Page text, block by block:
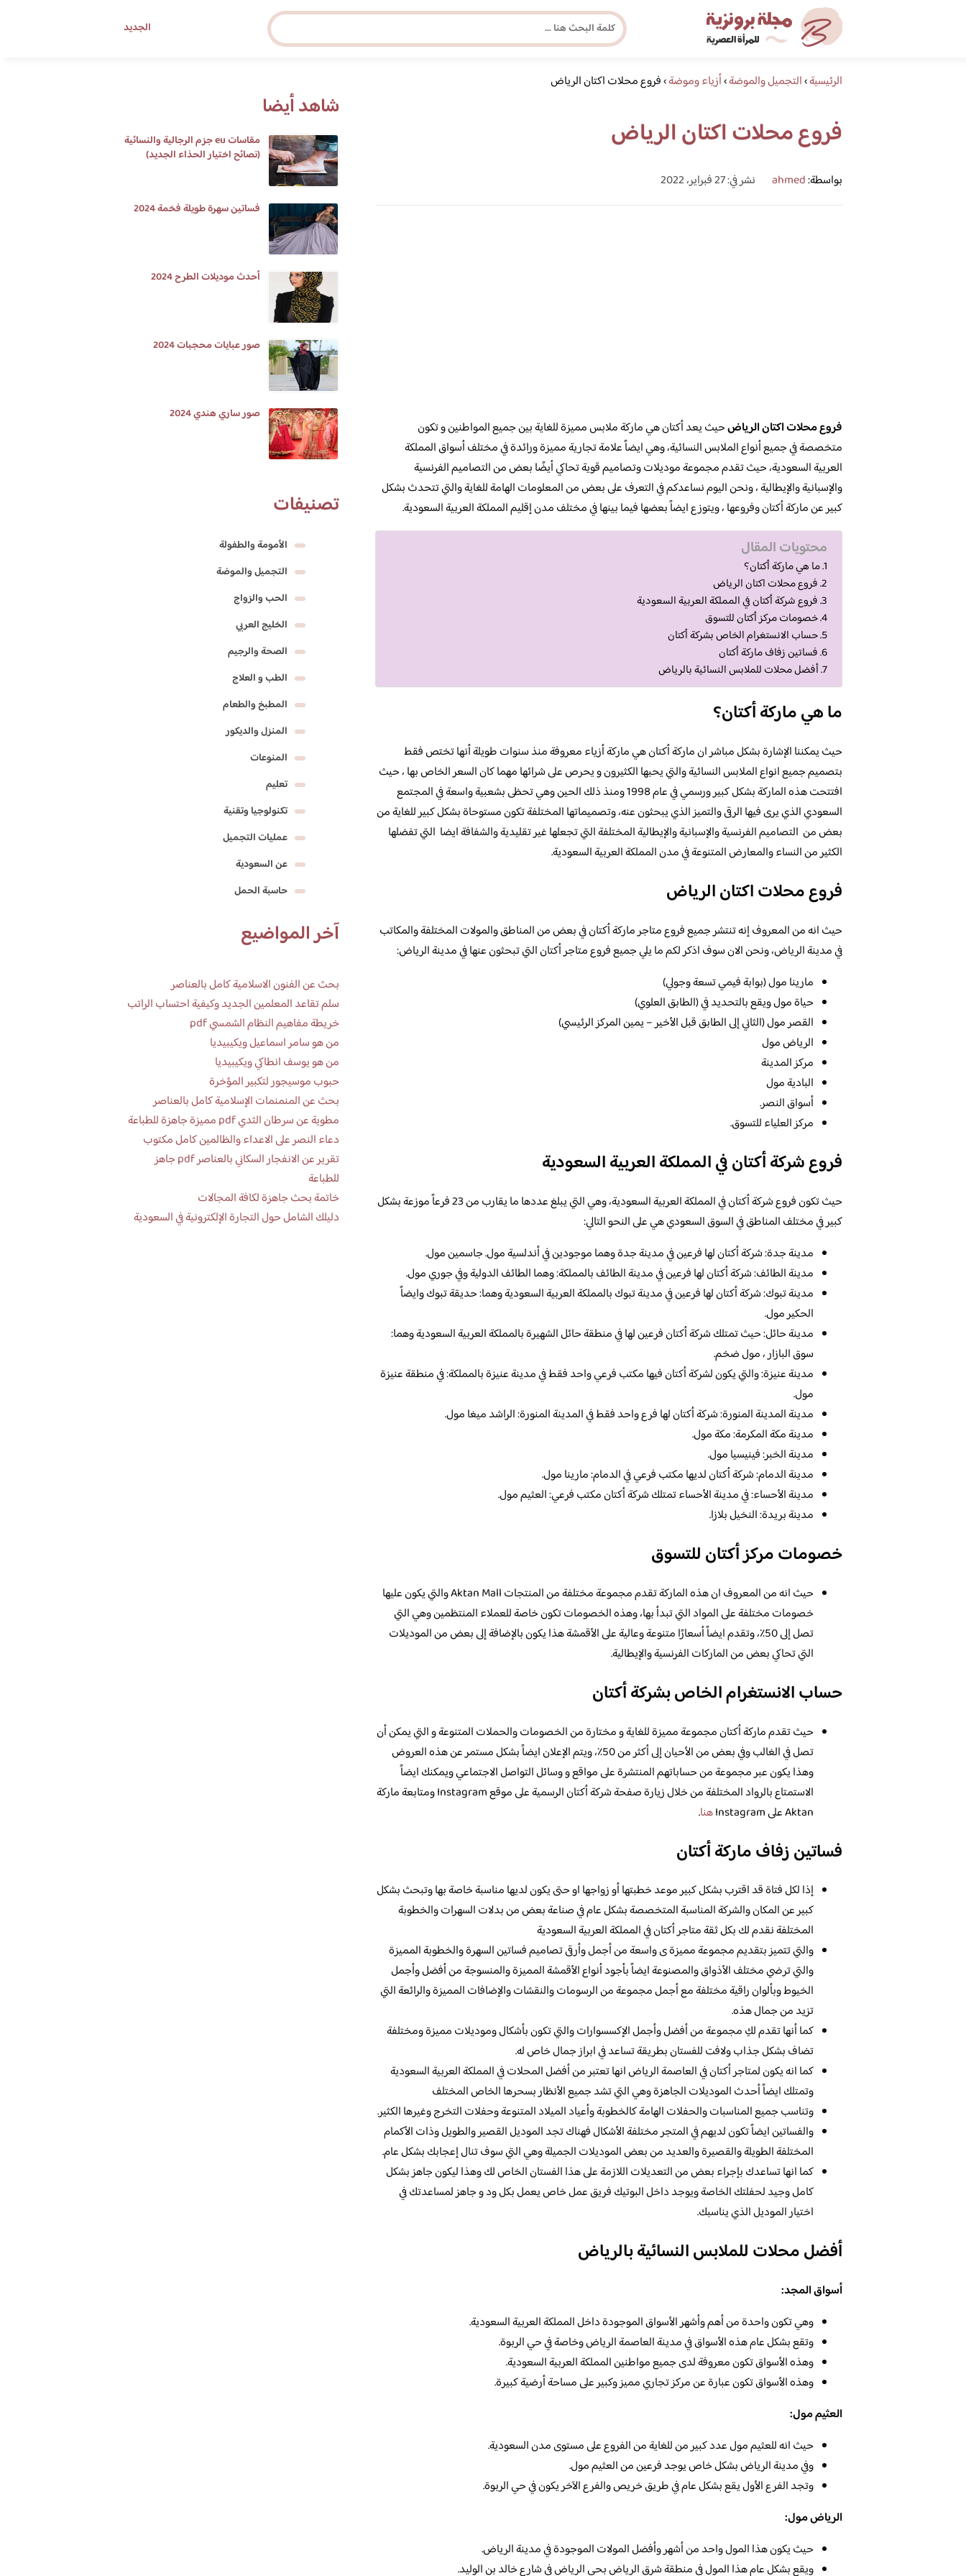
الجديد
مجلة برونزية للفتاة العصرية الرئيسية›التجميل والموضة›أزياء وموضة›فروع محلات اكتان الرياض
فروع محلات اكتان الرياض
بواسطة:ahmed نشر في: 27 فبراير، 2022
فروع محلات اكتان الرياضحيث يعد أكتان هي ماركة ملابس مميزة للغاية بين جميع المواطنين و تكون
متخصصة في جميع أنواع الملابس النسائية، وهي ايضاً علامة تجارية مميزة ورائدة في مختلف أسواق المملكة
العربية السعودية، حيث تقدم مجموعة موديلات وتصاميم قوية تحاكي أيضًا بعض من التصاميم الفرنسية
والإسبانية والإيطالية ، ونحن اليوم نساعدكم في التعرف على بعض من المعلومات الهامة للغاية والتي تتحدث بشكل
كبير عن ماركة أكتان وفروعها ، ويتوزع ايضاً بعضها فيما بينها في مختلف مدن إقليم المملكة العربية السعودية.
محتويات المقال
ما هي ماركة أكتان؟
فروع محلات اكتان الرياض
فروع شركة أكتان في المملكة العربية السعودية
خصومات مركز أكتان للتسوق
حساب الانستغرام الخاص بشركة أكتان
فساتين زفاف ماركة أكتان
أفضل محلات للملابس النسائية بالرياض
ما هي ماركة أكتان؟
حيث يمكننا الإشارة بشكل مباشر ان ماركة أكتان هي ماركة أزياء معروفة منذ سنوات طويلة أنها تختص فقط
بتصميم جميع انواع الملابس النسائية والتي يحبها الكثيرون و يحرص على شرائها مهما كان السعر الخاص بها ، حيث
افتتحت هذه الماركة بشكل كبير ورسمي في عام 1998 ومنذ ذلك الحين وهي تحظى بشعبية واسعة في المجتمع
السعودي الذي يرى فيها الرقى والتميز الذي يبحثون عنه، وتصميماتها المختلفة تكون مستوحاة بشكل كبير للغاية من
بعض من التصاميم الفرنسية والإسبانية والإيطالية المختلفة التي تجعلها غير تقليدية والشفافة ايضا التي تفضلها
الكثير من النساء والمعارض المتنوعة في مدن المملكة العربية السعودية.
فروع محلات اكتان الرياض
حيث انه من المعروف إنه تنتشر جميع فروع متاجر ماركة أكتان في بعض من المناطق والمولات المختلفة والمكاتب
في مدينة الرياض، ونحن الان سوف اذكر لكم ما يلي جميع فروع متاجر أكتان التي تبحثون عنها في مدينة الرياض:
مارينا مول (بوابة فيمي تسعة وجولي)
حياة مول ويقع بالتحديد في (الطابق العلوي)
القصر مول (الثاني إلى الطابق قبل الأخير – يمين المركز الرئيسي)
الرياض مول
مركز المدينة
البادية مول
أسواق النصر.
مركز العلياء للتسوق.
فروع شركة أكتان في المملكة العربية السعودية
حيث تكون فروع شركة أكتان في المملكة العربية السعودية، وهي التي يبلغ عددها ما يقارب من 23 فرعاً موزعة بشكل
كبير في مختلف المناطق في السوق السعودي هي على النحو التالي:
مدينة جدة: شركة أكتان لها فرعين في مدينة جدة وهما موجودين في أندلسية مول. جاسمين مول.
مدينة الطائف: شركة أكتان لها فرعين في مدينة الطائف بالمملكة: وهما الطائف الدولية وفي جوري مول.
مدينة تبوك: شركة أكتان لها فرعين في مدينة تبوك بالمملكة العربية السعودية وهما: حديقة تبوك وايضاً
الحكير مول.
مدينة حائل: حيث تمتلك شركة أكتان فرعين لها في منطقة حائل الشهيرة بالمملكة العربية السعودية وهما:
سوق البازار ، مول ضخم.
مدينة عنيزة: والتي يكون لشركة أكتان فيها مكتب فرعي واحد فقط في مدينة عنيزة بالمملكة: في منطقة عنيزة
مول.
مدينة المدينة المنورة: شركة أكتان لها فرع واحد فقط في المدينة المنورة: الراشد ميغا مول.
مدينة مكة المكرمة: مكة مول.
مدينة الخبر: فينيسيا مول.
مدينة الدمام: شركة أكتان لديها مكتب فرعي في الدمام: مارينا مول.
مدينة الأحساء: في مدينة الأحساء تمتلك شركة أكتان مكتب فرعي: العثيم مول.
مدينة بريدة: النخيل بلازا.
خصومات مركز أكتان للتسوق
حيث انه من المعروف ان هذه الماركة تقدم مجموعة مختلفة من المنتجات Aktan Mall والتي يكون عليها
خصومات مختلفة على المواد التي تبدأ بها، وهذه الخصومات تكون خاصة للعملاء المنتظمين وهي التي
تصل إلى 50٪، وتقدم ايضاً أسعارًا متنوعة وعالية على الأقمشة هذا يكون بالإضافة إلى بعض من الموديلات
التي تحاكي بعض من الماركات الفرنسية والإيطالية.
حساب الانستغرام الخاص بشركة أكتان
حيث تقدم ماركة أكتان مجموعة مميزة للغاية و مختارة من الخصومات والحملات المتنوعة و التي يمكن أن
تصل في الغالب وفي بعض من الأحيان إلى أكثر من 50٪، ويتم الإعلان ايضاً بشكل مستمر عن هذه العروض
وهذا يكون عبر مجموعة من حساباتهم المنتشرة على مواقع و وسائل التواصل الاجتماعي ويمكنك ايضاً
الاستمتاع بالرواد المختلفة من خلال زيارة صفحة شركة أكتان الرسمية على موقع Instagram ومتابعة ماركة
Aktan على Instagram
هنا.
فساتين زفاف ماركة أكتان
إذا لكل فتاة قد اقترب بشكل كبير موعد خطبتها أو زواجها او حتى يكون لديها مناسبة خاصة بها وتبحث بشكل
كبير عن المكان والشركة المناسبة المتخصصة بشكل عام في صناعة بعض من بدلات السهرات والخطوبة
المختلفة نقدم لك بكل ثقة متاجر أكتان في المملكة العربية السعودية
والتي تتميز بتقديم مجموعة مميزة ى واسعة من أجمل وأرقى تصاميم فساتين السهرة والخطوبة المميزة
والتي ترضي مختلف الأذواق والمصنوعة ايضاً بأجود أنواع الأقمشة المميزة والمنسوجة من أفضل وأجمل
الخيوط وبألوان راقية مختلفة مع أجمل مجموعة من الرسومات والنقشات والإضافات المميزة والرائعة التي
تزيد من جمال هذه.
كما أنها تقدم لكِ مجموعة من أفضل وأجمل الإكسسوارات والتي تكون بأشكال وموديلات مميزة ومختلفة
تضاف بشكل جذاب ولافت للفستان بطريقة تساعد في ابراز جمال خاص له.
كما انه يكون لمتاجر أكتان في العاصمة الرياض انها تعتبر من أفضل المحلات في المملكة العربية السعودية
وتمتلك ايضاً أحدث الموديلات الجاهزة وهي التي تشد جميع الأنظار بسحرها الخاص المختلف
وتناسب جميع المناسبات والحفلات الهامة كالخطوبة وأعياد الميلاد المتنوعة وحفلات التخرج وغيرها الكثير.
والفساتين ايضاً تكون لديهم في المتجر مختلفة الأشكال فهناك تجد الموديل القصير والطويل وذات الأكمام
المختلفة الطويلة والقصيرة والعديد من بعض الموديلات الجميلة وهي التي سوف تنال إعجابك بشكل عام.
كما انها تساعدك بإجراء بعض من التعديلات اللازمة على هذا الفستان الخاص لك وهذا ليكون جاهز بشكل
كامل وجيد لحفلتك الخاصة ويوجد داخل البوتيك فريق عمل خاص يعمل بكل ود و جاهز لمساعدتك في
اختيار الموديل الذي يناسبك.
أفضل محلات للملابس النسائية بالرياض
أسواق المجد:
وهي تكون واحدة من أهم وأشهر الأسواق الموجودة داخل المملكة العربية السعودية.
وتقع بشكل عام هذه الأسواق في مدينة العاصمة الرياض وخاصة في حي الربوة.
وهذه الأسواق تكون معروفة لدى جميع مواطنين المملكة العربية السعودية.
وهذه الأسواق تكون عبارة عن مركز تجاري مميز وكبير على مساحة أرضية كبيرة.
العثيم مول:
حيث انه للعثيم مول عدد كبير من للغاية من الفروع على مستوى مدن السعودية.
وفي مدينة الرياض بشكل خاص يوجد فرعين من العثيم مول.
وتجد الفرع الأول يقع بشكل عام في طريق خريص والفرع الآخر يكون في حي الربوة.
الرياض مول:
حيث يكون هذا المول واحد من أشهر وأفضل المولات الموجودة في مدينة الرياض.
ويقع بشكل عام هذا المول في منطقة شرق الرياض بحي الرياض في شارع خالد بن الوليد.
شاهد أيضا
مقاسات eu جزم الرجالية والنسائية
(نصائح اختيار الحذاء الجديد)
فساتين سهرة طويلة فخمة 2024
أحدث موديلات الطرح 2024
صور عبايات محجبات 2024
صور ساري هندي 2024
تصنيفات
الأمومة والطفولة
التجميل والموضة
الحب والزواج
الخليج العربي
الصحة والرجيم
الطب و العلاج
المطبخ والطعام
المنزل والديكور
المنوعات
تعليم
تكنولوجيا وتقنية
عمليات التجميل
عن السعودية
حاسبة الحمل
آخر المواضيع
بحث عن الفنون الاسلامية كامل بالعناصر
سلم تقاعد المعلمين الجديد وكيفية احتساب الراتب
خريطة مفاهيم النظام الشمسي pdf
من هو سامر اسماعيل ويكيبيديا
من هو يوسف انطاكي ويكيبيديا
حبوب موسيجور لتكبير المؤخرة
بحث عن المنمنمات الإسلامية كامل بالعناصر
مطوية عن سرطان الثدي pdf مميزة جاهزة للطباعة
دعاء النصر على الاعداء والظالمين كامل مكتوب
تقرير عن الانفجار السكاني بالعناصر pdf جاهز
للطباعة
خاتمة بحث جاهزة لكافة المجالات
دليلك الشامل حول التجارة الإلكترونية في السعودية